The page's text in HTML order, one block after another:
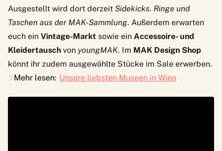
Ausgestellt wird dort derzeit Sidekicks. Ringe und
Taschen aus der MAK-Sammlung. Außerdem erwarten
euch ein Vintage-Markt sowie ein Accessoire- und
Kleidertausch von youngMAK. Im MAK Design Shop
könnt ihr zudem ausgewählte Stücke im Sale erwerben.
Mehr lesen: Unsere liebsten Museen in Wien